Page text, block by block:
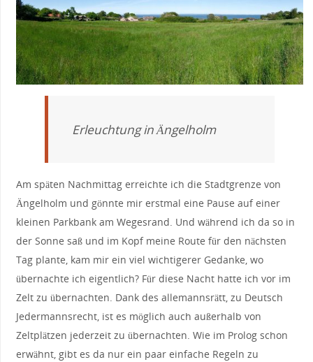
Erleuchtung in Ängelholm
Am späten Nachmittag erreichte ich die Stadtgrenze von
Ängelholm und gönnte mir erstmal eine Pause auf einer
kleinen Parkbank am Wegesrand. Und während ich da so in
der Sonne saß und im Kopf meine Route für den nächsten
Tag plante, kam mir ein viel wichtigerer Gedanke, wo
übernachte ich eigentlich? Für diese Nacht hatte ich vor im
Zelt zu übernachten. Dank des allemannsrätt, zu Deutsch
Jedermannsrecht, ist es möglich auch außerhalb von
Zeltplätzen jederzeit zu übernachten. Wie im Prolog schon
erwähnt, gibt es da nur ein paar einfache Regeln zu